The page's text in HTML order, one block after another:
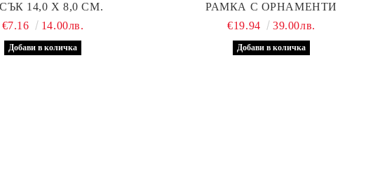
14,0 Х 8,0 СМ.
€7.16
14.00лв.
РАМКА С ОРНАМЕНТИ
€19.94
39.00лв.